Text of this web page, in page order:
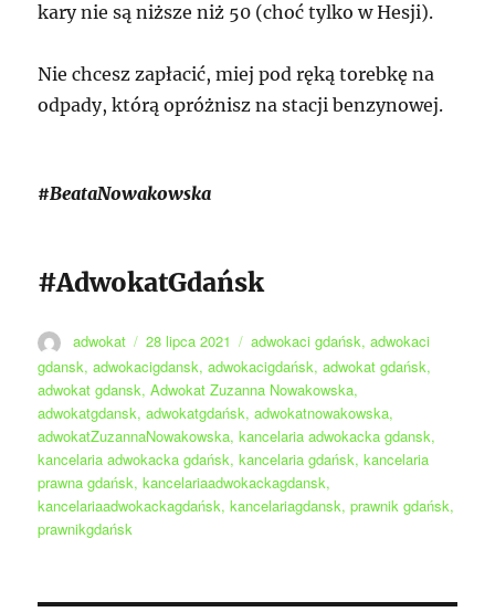
kary nie są niższe niż 50 (choć tylko w Hesji).
Nie chcesz zapłacić, miej pod ręką torebkę na
odpady, którą opróżnisz na stacji benzynowej.
#BeataNowakowska
#AdwokatGdańsk
Autor
adwokat
Data
publikacji
28 lipca 2021 Tagi
adwokaci gdańsk,adwokaci
gdansk,adwokacigdansk,adwokacigdańsk,adwokat gdańsk,
adwokat gdansk,Adwokat Zuzanna Nowakowska,
adwokatgdansk,adwokatgdańsk,adwokatnowakowska,
adwokatZuzannaNowakowska,kancelaria adwokacka gdansk,
kancelaria adwokacka gdańsk,kancelaria gdańsk,kancelaria
prawna gdańsk,kancelariaadwokackagdansk,
kancelariaadwokackagdańsk,kancelariagdansk,prawnik gdańsk,
prawnikgdańsk